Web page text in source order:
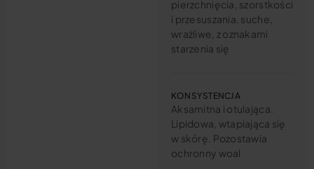
pierzchnięcia, szorstkości
i przesuszania, suche,
wrażliwe, z oznakami
starzenia się
KONSYSTENCJA
Aksamitna i otulająca.
Lipidowa, wtapiająca się
w skórę. Pozostawia
ochronny woal